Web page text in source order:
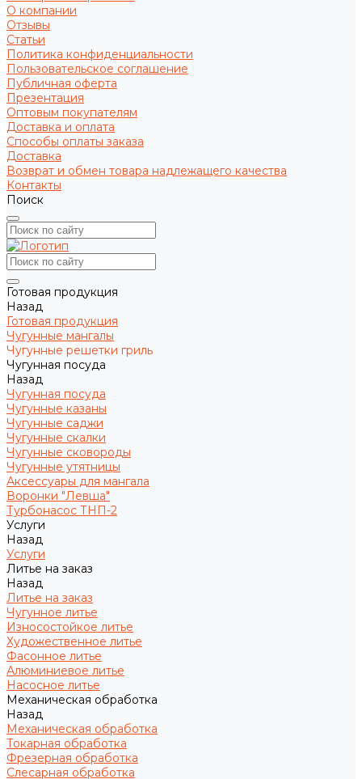
О компании
Отзывы
Статьи
Политика конфиденциальности
Пользовательское соглашение
Публичная оферта
Презентация
Оптовым покупателям
Доставка и оплата
Способы оплаты заказа
Доставка
Возврат и обмен товара надлежащего качества
Контакты
Поиск
Готовая продукция
Назад
Готовая продукция
Чугунные мангалы
Чугунные решетки гриль
Чугунная посуда
Назад
Чугунная посуда
Чугунные казаны
Чугунные саджи
Чугунные скалки
Чугунные сковороды
Чугунные утятницы
Аксессуары для мангала
Воронки "Левша"
Турбонасос ТНП-2
Услуги
Назад
Услуги
Литье на заказ
Назад
Литье на заказ
Чугунное литье
Износостойкое литье
Художественное литье
Фасонное литье
Алюминиевое литье
Насосное литье
Механическая обработка
Назад
Механическая обработка
Токарная обработка
Фрезерная обработка
Слесарная обработка